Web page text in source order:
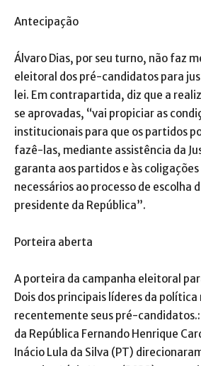
Antecipação
Álvaro Dias, por seu turno, não faz
eleitoral dos pré-candidatos para
lei. Em contrapartida, diz que a
se aprovadas, “vai propiciar as
institucionais para que os partidos
fazê-las, mediante assistência da
garanta aos partidos e às coligações
necessários ao processo de escolha
presidente da República”.
Porteira aberta
A porteira da campanha eleitoral
Dois dos principais líderes da
recentemente seus pré-
da República Fernando Henrique
Inácio Lula da Silva (PT)